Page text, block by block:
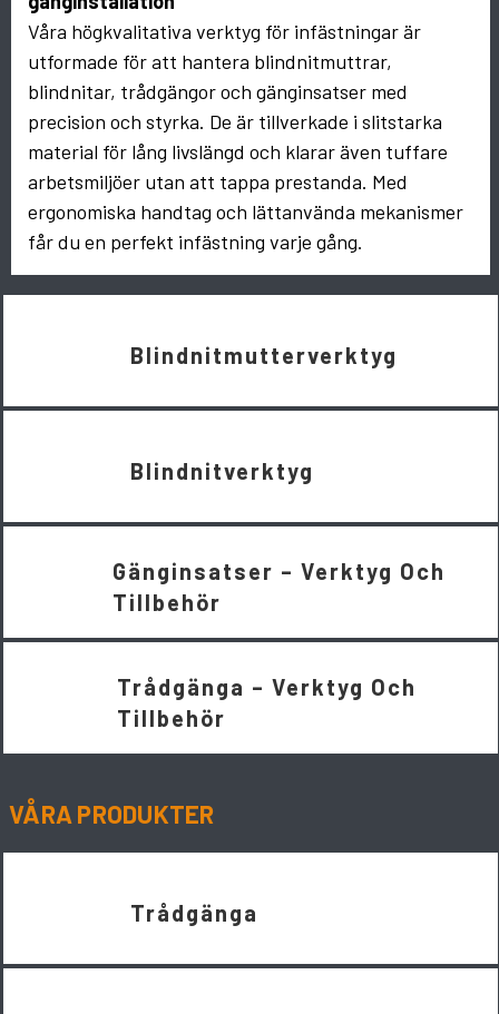
Våra högkvalitativa verktyg för infästningar är
utformade för att hantera blindnitmuttrar,
blindnitar, trådgängor och gänginsatser med
precision och styrka. De är tillverkade i slitstarka
material för lång livslängd och klarar även tuffare
arbetsmiljöer utan att tappa prestanda. Med
ergonomiska handtag och lättanvända mekanismer
får du en perfekt infästning varje gång.
Blindnitmutterverktyg
Blindnitverktyg
Gänginsatser – Verktyg Och
Tillbehör
Trådgänga – Verktyg Och
Tillbehör
VÅRA PRODUKTER
Trådgänga